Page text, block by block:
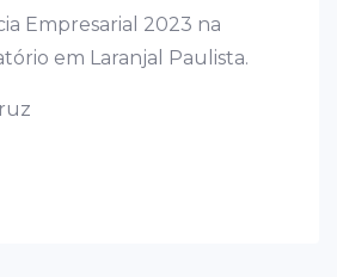
Empresarial 2023 na
em Laranjal Paulista.